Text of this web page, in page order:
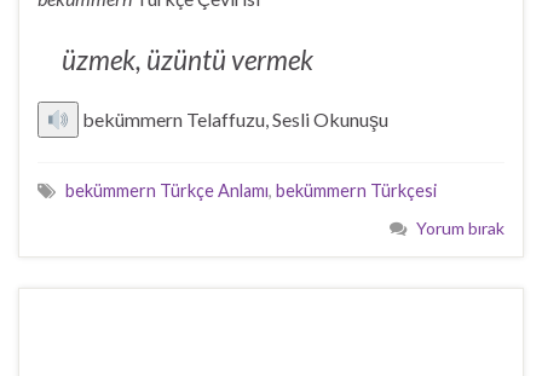
üzmek, üzüntü vermek
bekümmern Telaffuzu, Sesli Okunuşu
bekümmern Türkçe Anlamı, bekümmern Türkçesi
Yorum bırak